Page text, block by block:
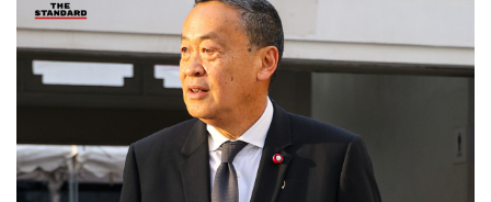
จากนั้น วิทยา แก้วภราดัย สส. บัญชีรายชื่อ พรรครวมไทย
สร้างชาติ ประท้วงการทำหน้าที่ของประธาน โดยระบุถึงการ
สวมเสื้อไรเดอร์ว่า ทุกอย่างที่เอาเข้าไปในห้องประชุมต้องได้
รับการอนุญาตจากท่านประธานรัฐสภา แต่ประธานก็ผ่อน
ปรนจนไร้ระเบียบวินัย การอภิปรายต้องไม่ซ้ำซาก ไม่เสียดสี
ให้ใครเสียหาย และต้องไม่อ่านเอกสารโดยไม่จำเป็น ขอให้
ประธานเคร่งครัดมีวินัย ไม่เช่นนั้นประชาชนและเยาวชนที่